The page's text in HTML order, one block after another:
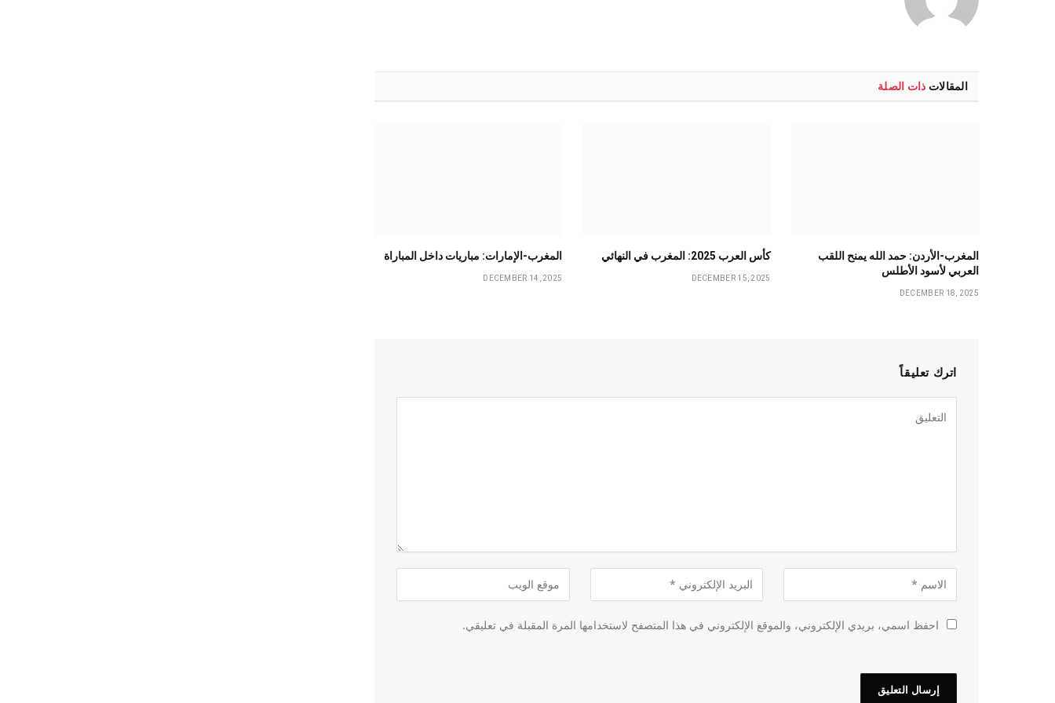
المقالات ذات الصلة
المغرب-الأردن: حمد الله يمنح اللقب
العربي لأسود الأطلس
DECEMBER 18, 2025
كأس العرب 2025: المغرب في النهائي
DECEMBER 15, 2025
المغرب-الإمارات: مباريات داخل المباراة
DECEMBER 14, 2025
اترك تعليقاً
احفظ اسمي، بريدي الإلكتروني، والموقع الإلكتروني في هذا المتصفح لاستخدامها المرة المقبلة في تعليقي.